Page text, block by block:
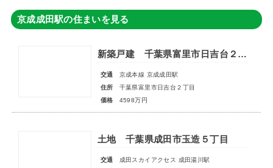
京成成田駅の住まいを見る
新築戸建 千葉県富里市日吉台２丁目
交通
京成本線 京成成田駅
住所
千葉県富里市日吉台２丁目
価格
4598万円
土地 千葉県成田市玉造５丁目
交通
成田スカイアクセス 成田湯川駅